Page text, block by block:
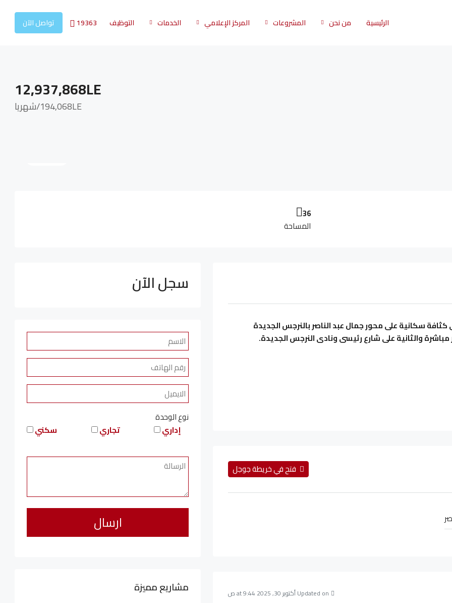
الرئيسية من نحن المشروعات المركز الإعلامي الخدمات التوظيف 19363 تواصل الآن
12,937,868LE
194,068LE/شهريا
36
المساحة
سكانية على محور جمال عبد الناصر بالنرجس الجديدة
والثانية على شارع رئيسى ونادى النرجس الجديدة.
فتح في خريطة جوجل
Updated on أكتوبر 30, 2025 at 9:44 ص
سجل الآن
نوع الوحدة
سكني
تجاري إداري
مشاريع مميزة
6,323,076LE